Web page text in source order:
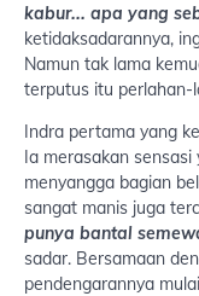
kabur... apa yang
ketidaksadarannya,
Namun tak lama
terputus itu perlahan-
Indra pertama yang
Ia merasakan
menyangga bagian
sangat manis juga
punya bantal
sadar. Bersamaan
pendengarannya